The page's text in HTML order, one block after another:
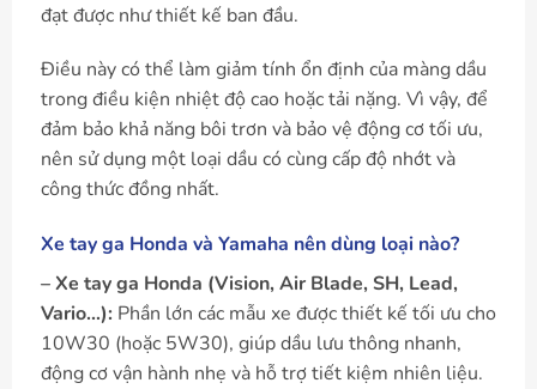
đạt được như thiết kế ban đầu.
Điều này có thể làm giảm tính ổn định của màng dầu
trong điều kiện nhiệt độ cao hoặc tải nặng. Vì vậy, để
đảm bảo khả năng bôi trơn và bảo vệ động cơ tối ưu,
nên sử dụng một loại dầu có cùng cấp độ nhớt và
công thức đồng nhất.
Xe tay ga Honda và Yamaha nên dùng loại nào?
– Xe tay ga Honda (Vision, Air Blade, SH, Lead,
Vario…): Phần lớn các mẫu xe được thiết kế tối ưu cho
10W30 (hoặc 5W30), giúp dầu lưu thông nhanh,
động cơ vận hành nhẹ và hỗ trợ tiết kiệm nhiên liệu.